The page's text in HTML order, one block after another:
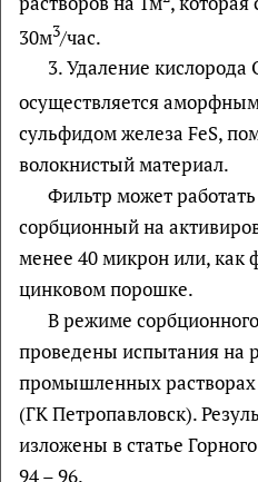
30м3/час.
3. Удаление кислорода
осуществляется
сульфидом железа FeS,
волокнистый материал.
Фильтр может
сорбционный на
менее 40 микрон или, как
цинковом порошке.
В режиме
проведены испытания на
промышленных растворах
(ГК Петропавловск).
изложены в статье
94 – 96.